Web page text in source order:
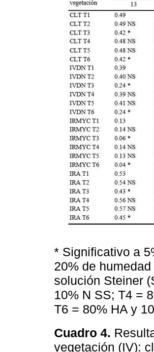
* Significativo a
20% de
solución Steiner
10% N SS; T4 =
T6 = 80% HA y
Cuadro 4.
vegetación (IV):